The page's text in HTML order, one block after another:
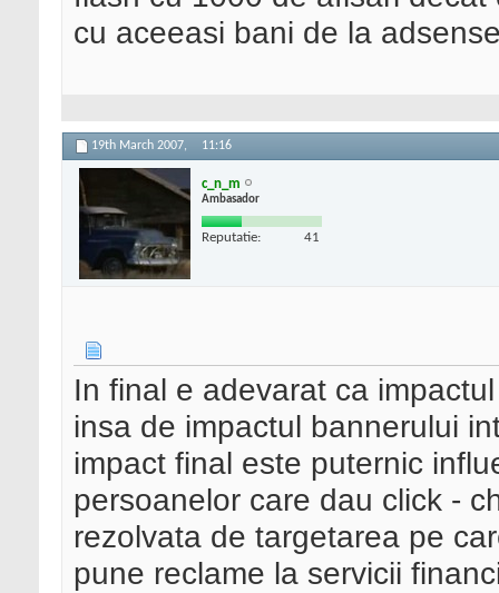
cu aceeasi bani de la
19th March 2007, 11:16
c_n_m
Ambasador
Reputatie: 41
In final e adevarat ca
insa de impactul bannerului
impact final este puternic
persoanelor care dau click -
rezolvata de targetarea pe
pune reclame la servicii